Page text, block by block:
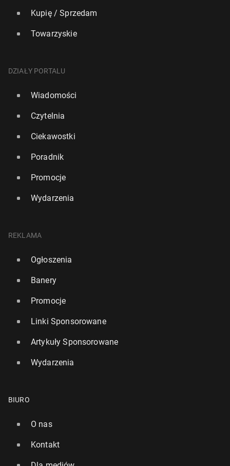
Kupię / Sprzedam
Towarzyskie
DZIAŁY PORTALU
Wiadomości
Czytelnia
Ciekawostki
Poradnik
Promocje
Wydarzenia
REKLAMA
Ogłoszenia
Banery
Promocje
Linki Sponsorowane
Artykuły Sponsorowane
Wydarzenia
BIURO
O nas
Kontakt